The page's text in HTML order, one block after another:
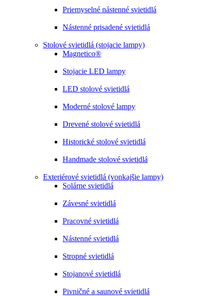
Priemyselné nástenné svietidlá
Nástenné prisadené svietidlá
Stolové svietidlá (stojacie lampy)
Magnetico®
Stojacie LED lampy
LED stolové svietidlá
Moderné stolové lampy
Drevené stolové svietidlá
Historické stolové svietidlá
Handmade stolové svietidlá
Exteriérové svietidlá (vonkajšie lampy)
Solárne svietidlá
Závesné svietidlá
Pracovné svietidlá
Nástenné svietidlá
Stropné svietidlá
Stojanové svietidlá
Pivničné a saunové svietidlá